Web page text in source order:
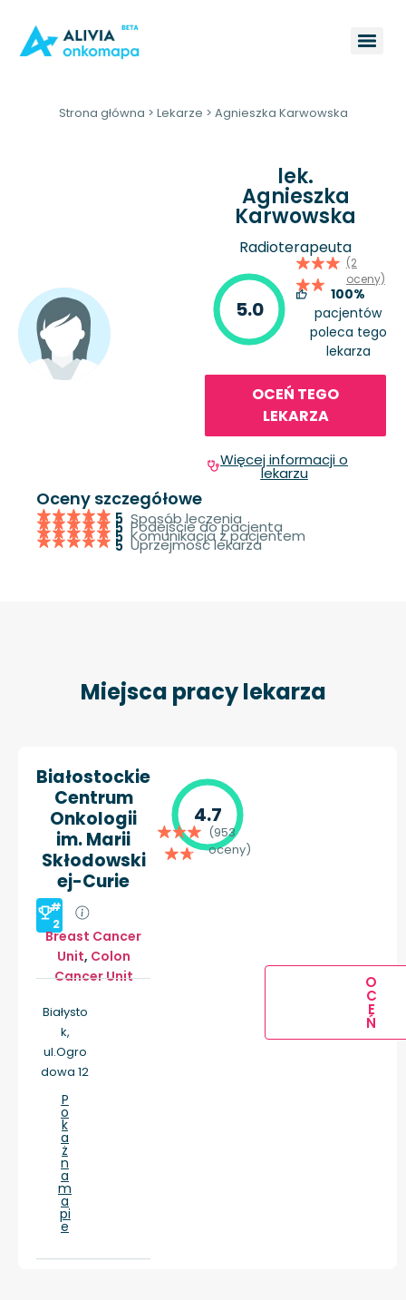
Strona główna > Lekarze > Agnieszka Karwowska
lek.
Agnieszka
Karwowska
Radioterapeuta
5.0
(2
oceny)
100%
pacjentów
poleca tego
lekarza
OCEŃ TEGO
LEKARZA
Więcej informacji o
lekarzu
Oceny szczegółowe
5 Sposób leczenia
5 Podejście do pacjenta
5 Komunikacja z pacjentem
5 Uprzejmość lekarza
Miejsca pracy lekarza
Białostockie
Centrum
Onkologii
im. Marii
Skłodowski
ej-Curie
#
2
Breast Cancer
Unit, Colon
Cancer Unit
Białysto
k,
ul.Ogro
dowa 12
P
o
k
a
ż
n
a
m
a
pi
e
4.7
(953
oceny)
O
C
E
Ń